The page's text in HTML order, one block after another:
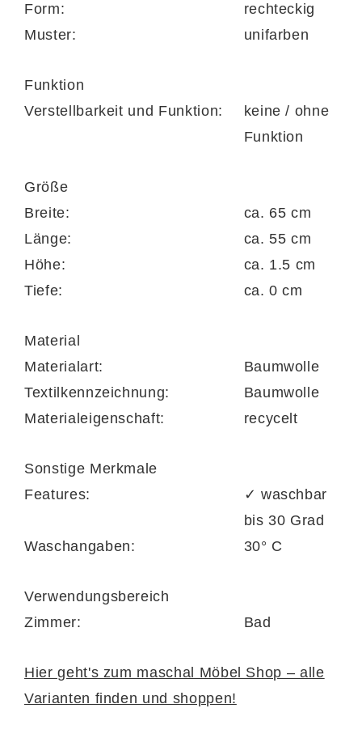
Form:
rechteckig
Muster:
unifarben
Funktion
Verstellbarkeit und Funktion:
keine / ohne
Funktion
Größe
Breite:
ca. 65 cm
Länge:
ca. 55 cm
Höhe:
ca. 1.5 cm
Tiefe:
ca. 0 cm
Material
Materialart:
Baumwolle
Textilkennzeichnung:
Baumwolle
Materialeigenschaft:
recycelt
Sonstige Merkmale
Features:
✓ waschbar
bis 30 Grad
Waschangaben:
30° C
Verwendungsbereich
Zimmer:
Bad
Hier geht's zum maschal Möbel Shop – alle
Varianten finden und shoppen!